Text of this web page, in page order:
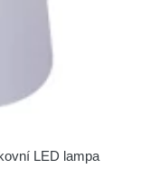
LED lampa